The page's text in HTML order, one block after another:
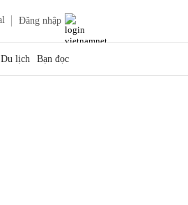
Đăng nhập
Du lịch Bạn đọc